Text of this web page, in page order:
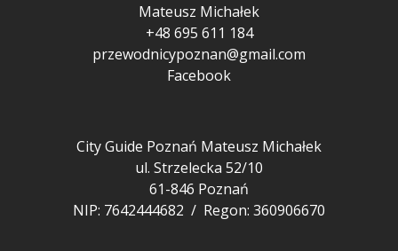
Mateusz Michałek
+48 695 611 184
przewodnicypoznan@gmail.com
Facebook
City Guide Poznań Mateusz Michałek
ul. Strzelecka 52/10
61-846 Poznań
NIP: 7642444682 / Regon: 360906670